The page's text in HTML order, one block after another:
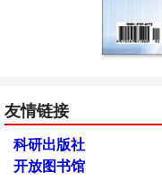
友情链接
科研出版社
开放图书馆